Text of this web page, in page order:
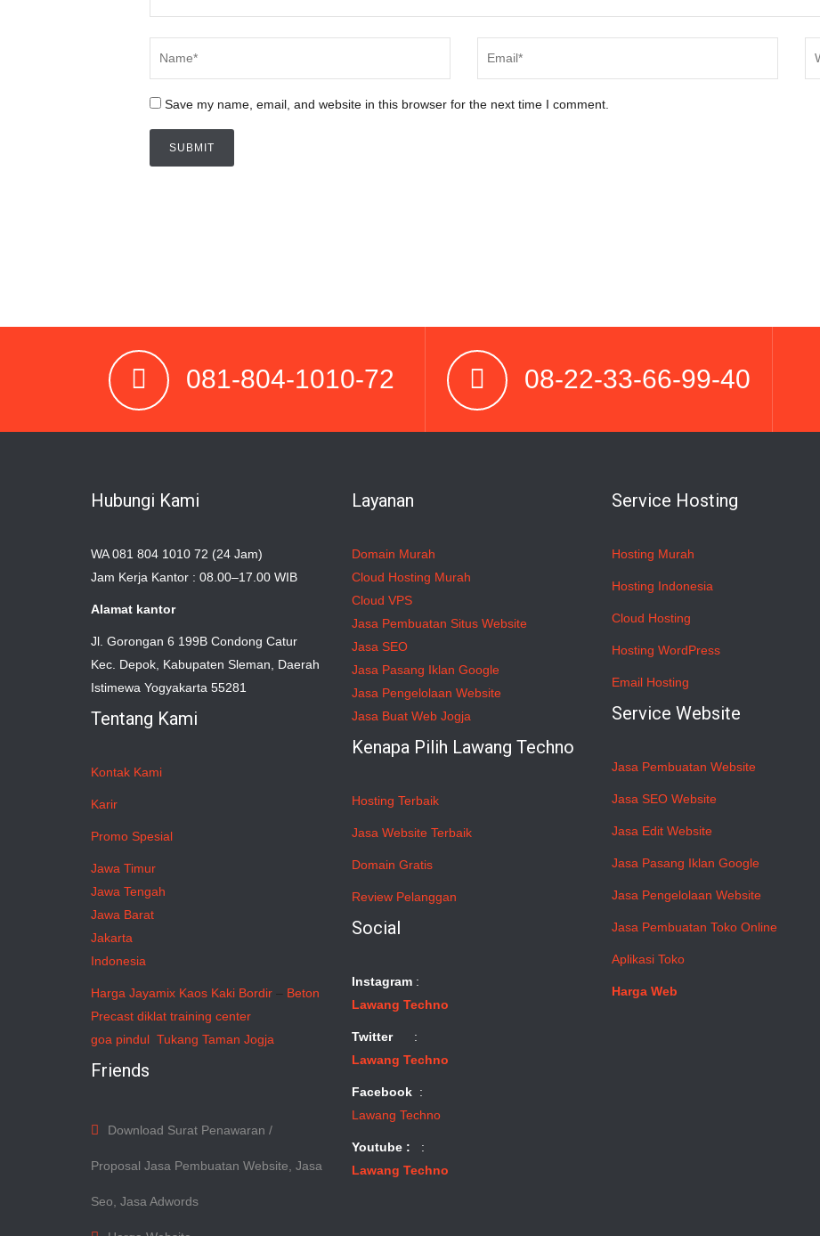
Save my name, email, and website in this browser for the next time I comment.
081-804-1010-72 08-22-33-66-99-40
Hubungi Kami
WA 081 804 1010 72 (24 Jam)
Jam Kerja Kantor : 08.00–17.00 WIB
Alamat kantor
Jl. Gorongan 6 199B Condong Catur
Kec. Depok, Kabupaten Sleman, Daerah
Istimewa Yogyakarta 55281
Tentang Kami
Kontak Kami
Karir
Promo Spesial
Jawa Timur
Jawa Tengah
Jawa Barat
Jakarta
Indonesia
Harga Jayamix Kaos Kaki Bordir – Beton
Precast diklat training center
goa pindul Tukang Taman Jogja
Friends
Download Surat Penawaran /
Proposal Jasa Pembuatan Website, Jasa
Seo, Jasa Adwords
Layanan
Domain Murah
Cloud Hosting Murah
Cloud VPS
Jasa Pembuatan Situs Website
Jasa SEO
Jasa Pasang Iklan Google
Jasa Pengelolaan Website
Jasa Buat Web Jogja
Kenapa Pilih Lawang Techno
Hosting Terbaik
Jasa Website Terbaik
Domain Gratis
Review Pelanggan
Social
Instagram:
Lawang Techno
Twitter:
Lawang Techno
Facebook:
Lawang Techno
Youtube :
:
Lawang Techno
Service Hosting
Hosting Murah
Hosting Indonesia
Cloud Hosting
Hosting WordPress
Email Hosting
Service Website
Jasa Pembuatan Website
Jasa SEO Website
Jasa Edit Website
Jasa Pasang Iklan Google
Jasa Pengelolaan Website
Jasa Pembuatan Toko Online
Aplikasi Toko
Harga Web